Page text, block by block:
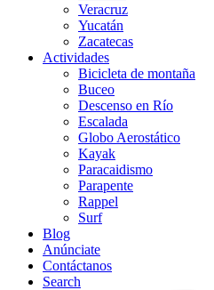
Veracruz
Yucatán
Zacatecas
Actividades
Bicicleta de montaña
Buceo
Descenso en Río
Escalada
Globo Aerostático
Kayak
Paracaidismo
Parapente
Rappel
Surf
Blog
Anúnciate
Contáctanos
Search